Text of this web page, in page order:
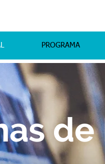
PROGRAMA
de